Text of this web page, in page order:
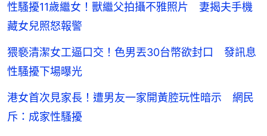
性騷擾11歲繼女！獸繼父拍攝不雅照片 妻揭夫手機
藏女兒照怒報警
猥褻清潔女工逼口交！色男丟30台幣欲封口 發訊息
性騷擾下場曝光
港女首次見家長！遭男友一家開黃腔玩性暗示 網民
斥：成家性騷擾